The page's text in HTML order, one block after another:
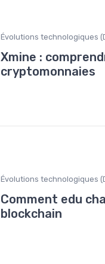
Évolutions technologiques
Xmine :
cryptomonnaies
Évolutions technologiques
Comment edu
blockchain